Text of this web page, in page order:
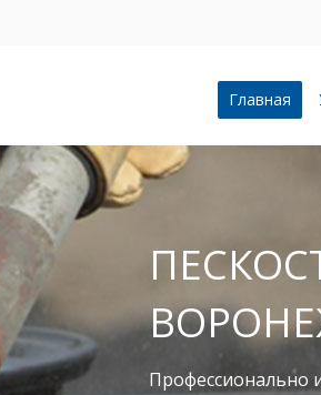
Главная
Профессионально